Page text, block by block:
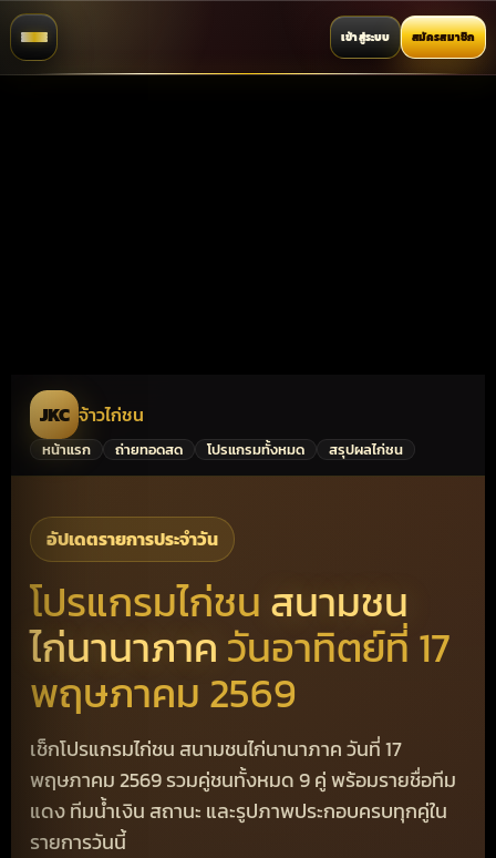
เข้าสู่ระบบ สมัครสมาชิก
JKC จ้าวไก่ชน
หน้าแรก ถ่ายทอดสด โปรแกรมทั้งหมด สรุปผลไก่ชน
อัปเดตรายการประจำวัน
โปรแกรมไก่ชน สนามชน
ไก่นานาภาค วันอาทิตย์ที่ 17
พฤษภาคม 2569
เช็กโปรแกรมไก่ชน สนามชนไก่นานาภาค วันที่ 17
พฤษภาคม 2569 รวมคู่ชนทั้งหมด 9 คู่ พร้อมรายชื่อทีม
แดง ทีมน้ำเงิน สถานะ และรูปภาพประกอบครบทุกคู่ใน
รายการวันนี้